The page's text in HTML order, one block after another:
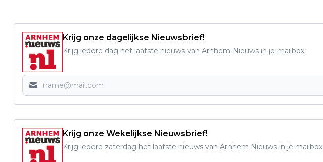
Krijg onze dagelijkse Nieuwsbrief!
Krijg iedere dag het laatste nieuws van Arnhem Nieuws in je mailbox
Krijg onze Wekelijkse Nieuwsbrief!
Krijg iedere zaterdag het laatste nieuws van Arnhem Nieuws in je mailbox